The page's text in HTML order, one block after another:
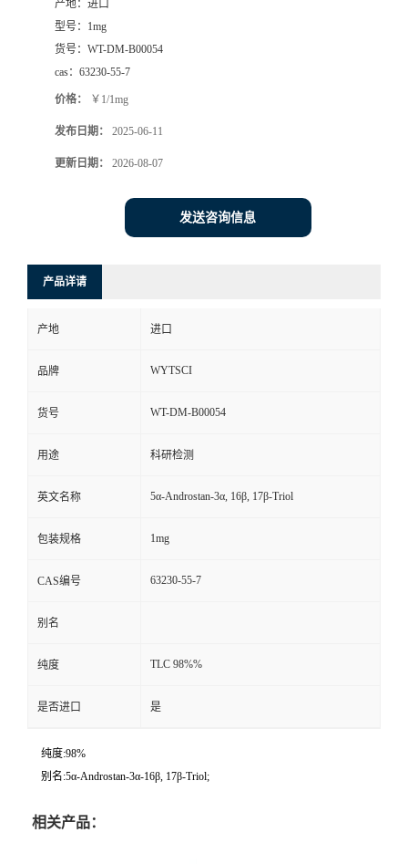
产地： 进口
型号： 1mg
货号： WT-DM-B00054
cas： 63230-55-7
价格： ￥1/1mg
发布日期： 2025-06-11
更新日期： 2026-08-07
发送咨询信息
产品详请
产地 进口
品牌 WYTSCI
货号 WT-DM-B00054
用途 科研检测
英文名称 5α-Androstan-3α, 16β, 17β-Triol
包装规格 1mg
CAS编号 63230-55-7
别名
纯度 TLC 98%%
是否进口 是
纯度:98%
别名:5α-Androstan-3α-16β, 17β-Triol;
相关产品：